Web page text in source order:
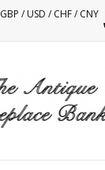
GBP /USD /CHF/CNY